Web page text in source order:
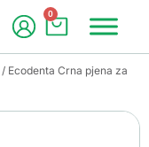
0
/ Ecodenta Crna pjena za